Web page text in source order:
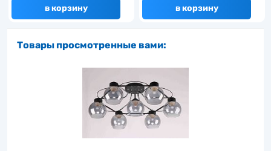
в корзину в корзину
Товары просмотренные вами: